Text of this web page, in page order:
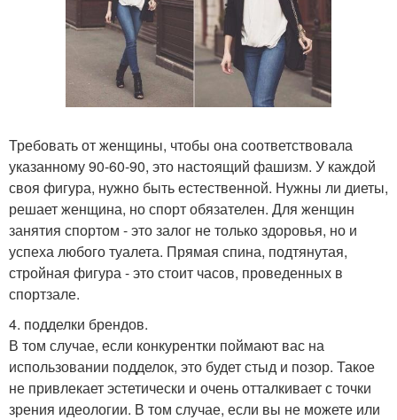
Требовать от женщины, чтобы она соответствовала
указанному 90-60-90, это настоящий фашизм. У каждой
своя фигура, нужно быть естественной. Нужны ли диеты,
решает женщина, но спорт обязателен. Для женщин
занятия спортом - это залог не только здоровья, но и
успеха любого туалета. Прямая спина, подтянутая,
стройная фигура - это стоит часов, проведенных в
спортзале.
4. подделки брендов.
В том случае, если конкурентки поймают вас на
использовании подделок, это будет стыд и позор. Такое
не привлекает эстетически и очень отталкивает с точки
зрения идеологии. В том случае, если вы не можете или